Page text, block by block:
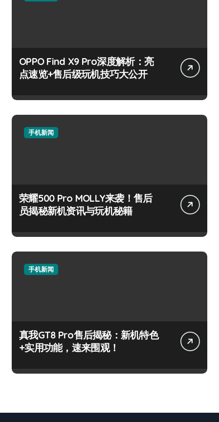
OPPO Find X9 Pro深度解析：亮
点速览+售后级玩机技巧大公开
手机新闻
荣耀500 Pro MOLLY来袭！售后
员揭秘新机资讯与玩机秘籍
手机新闻
真我GT8 Pro售后揭秘：新机特色
+实用功能，速来围观！